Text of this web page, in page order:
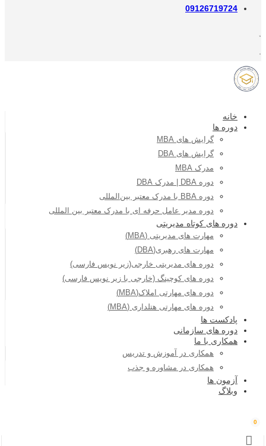
09126719724
خانه
دوره ها
گرایش های MBA
گرایش های DBA
مدرک MBA
دوره DBA | مدرک DBA
دوره BBA با مدرک معتبر بین‌المللی
دوره مدیر عامل حرفه ای با مدرک معتبر بین المللی
دوره های کوتاه مدیریتی
مهارت های مدیریتی (MBA)
مهارت های رهبری(DBA)
دوره های مدیریتی خارجی(زیر نویس فارسی)
دوره های کوچینگ (خارجی با زیر نویس فارسی)
دوره های مهارتی املاک(MBA)
دوره های مهارتی هتلداری (MBA)
پادکست ها
دوره های سازمانی
همکاری با ما
همکاری در آموزش و تدریس
همکاری در مشاوره و جذب
آزمون ها
وبلاگ
0